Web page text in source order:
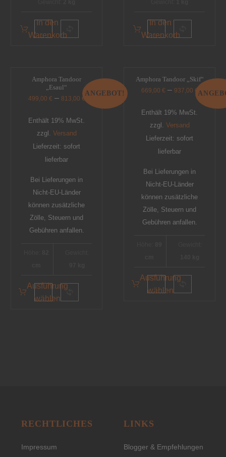
In den
Warenkorb
In den
Warenkorb
ANGEBOT!
Amphora Tandoor
„Esaul“
499,00 € – 813,00 €
Enthält 19% MwSt.
zzgl. Versand
Lieferzeit: sofort
lieferbar
Bei Lieferungen in
Nicht-EU-Länder
können zusätzliche
Zölle, Steuern und
Gebühren anfallen.
Ausführung
wählen
Amphora Tandoor „Skif“
669,00 € – 937,00 €
Enthält 19% MwSt.
zzgl. Versand
Lieferzeit: sofort
lieferbar
Bei Lieferungen in
Nicht-EU-Länder
können zusätzliche
Zölle, Steuern und
Gebühren anfallen.
Ausführung
wählen
RECHTLICHES
Impressum
LINKS
Blogger & Empfehlungen